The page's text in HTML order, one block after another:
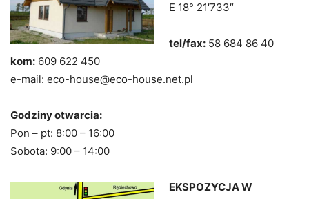
E 18° 21′733″
tel/fax: 58 684 86 40
kom: 609 622 450
e-mail: eco-house@eco-house.net.pl
Godziny otwarcia:
Pon – pt: 8:00 – 16:00
Sobota: 9:00 – 14:00
EKSPOZYCJA W